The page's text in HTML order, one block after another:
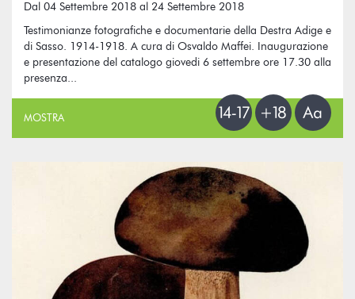
Dal 04 Settembre 2018 al 24 Settembre 2018
Testimonianze fotografiche e documentarie della Destra Adige e
di Sasso. 1914-1918. A cura di Osvaldo Maffei. Inaugurazione
e presentazione del catalogo giovedi 6 settembre ore 17.30 alla
presenza...
MOSTRA